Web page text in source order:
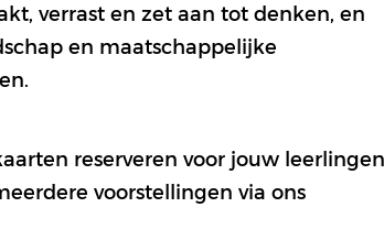
verrast en zet aan tot denken, en
en maatschappelijke
reserveren voor jouw
voorstellingen via ons